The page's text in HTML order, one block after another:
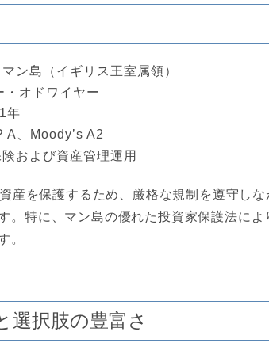
マン島（イギリス王室属領）
・オドワイヤー
年
A、Moody’s A2
および資産管理運用
産を保護するため、厳格な規制を遵守し
。特に、マン島の優れた投資家保護法に
。
選択肢の豊富さ